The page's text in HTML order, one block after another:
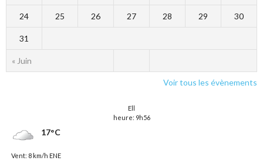
« Juin
24 25 26 27 28 29 30
31
Voir tous les évènements
Ell
heure: 9h56
17°C
Vent: 8 km/h ENE